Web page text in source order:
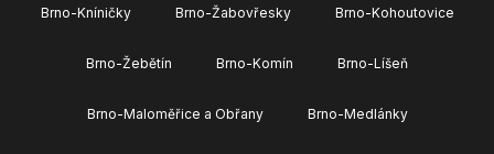
Brno-Kníničky Brno-Žabovřesky Brno-Kohoutovice
Brno-Žebětín Brno-Komín Brno-Líšeň
Brno-Maloměřice a Obřany Brno-Medlánky